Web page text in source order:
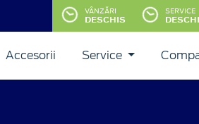
VÂNZĂRI
DESCHIS
SERVICE
Accesorii Service